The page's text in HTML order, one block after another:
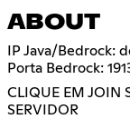
ABOUT
IP Java/Bedrock:
Porta Bedrock:
CLIQUE EM JOIN
SERVIDOR